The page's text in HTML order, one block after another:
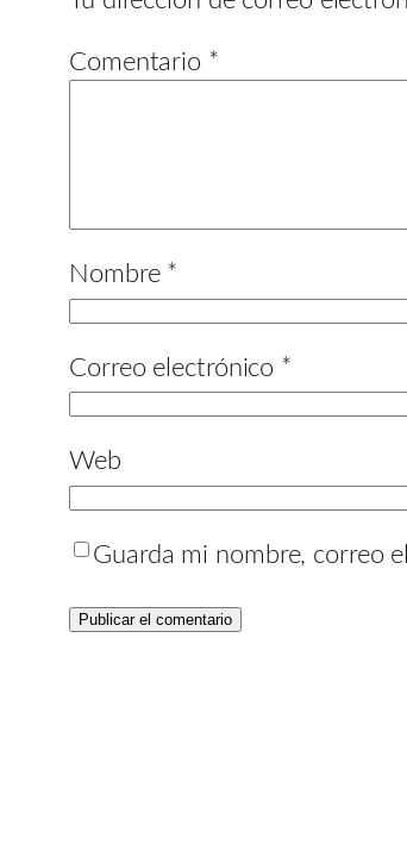
Comentario *
Nombre *
Correo electrónico *
Web
Guarda mi nombre, correo